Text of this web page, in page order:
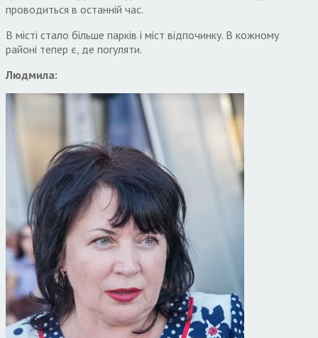
проводиться в останній час.
В місті стало більше парків і міст відпочинку. В кожному
районі тепер є, де погуляти.
Людмила: